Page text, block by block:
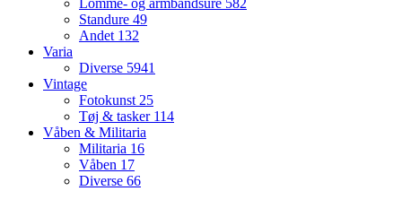
Lomme- og armbåndsure 582
Standure 49
Andet 132
Varia
Diverse 5941
Vintage
Fotokunst25
Tøj & tasker 114
Våben & Militaria
Militaria 16
Våben 17
Diverse 66